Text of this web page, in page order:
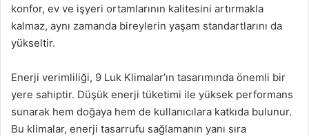
konfor, ev ve işyeri ortamlarının kalitesini artırmakla
kalmaz, aynı zamanda bireylerin yaşam standartlarını da
yükseltir.
Enerji verimliliği, 9 Luk Klimalar’ın tasarımında önemli bir
yere sahiptir. Düşük enerji tüketimi ile yüksek performans
sunarak hem doğaya hem de kullanıcılara katkıda bulunur.
Bu klimalar, enerji tasarrufu sağlamanın yanı sıra